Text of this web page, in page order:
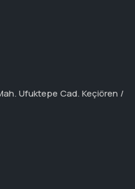
Ufuktepe Cad. Keçiören /